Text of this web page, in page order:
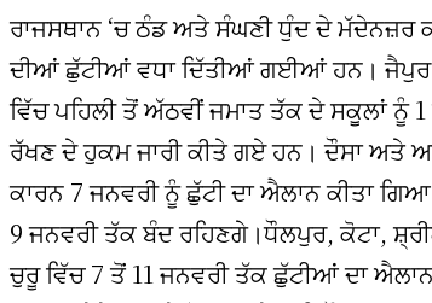
ਰਾਜਸਥਾਨ ‘ਚ ਠੰਡ ਅਤੇ ਸੰਘਣੀ ਧੁੰਦ ਦੇ ਮੱਦੇਨਜ਼ਰ
ਦੀਆਂ ਛੁੱਟੀਆਂ ਵਧਾ ਦਿੱਤੀਆਂ ਗਈਆਂ ਹਨ। ਜੈਪੁਰ
ਵਿੱਚ ਪਹਿਲੀ ਤੋਂ ਅੱਠਵੀਂ ਜਮਾਤ ਤੱਕ ਦੇ ਸਕੂਲਾਂ ਨੂੰ
ਰੱਖਣ ਦੇ ਹੁਕਮ ਜਾਰੀ ਕੀਤੇ ਗਏ ਹਨ। ਦੌਸਾ ਅਤੇ
ਕਾਰਨ 7 ਜਨਵਰੀ ਨੂੰ ਛੁੱਟੀ ਦਾ ਐਲਾਨ ਕੀਤਾ
9 ਜਨਵਰੀ ਤੱਕ ਬੰਦ ਰਹਿਣਗੇ।ਧੌਲਪੁਰ, ਕੋਟਾ,
ਚੁਰੂ ਵਿੱਚ 7 ਤੋਂ 11 ਜਨਵਰੀ ਤੱਕ ਛੁੱਟੀਆਂ ਦਾ